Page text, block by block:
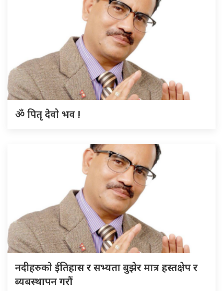
ॐ पितृ देवो भव !
नदीहरुकाे ईतिहास र सभ्यता बुझेर मात्र हस्तक्षेप र
ब्यबस्थापन गराैं